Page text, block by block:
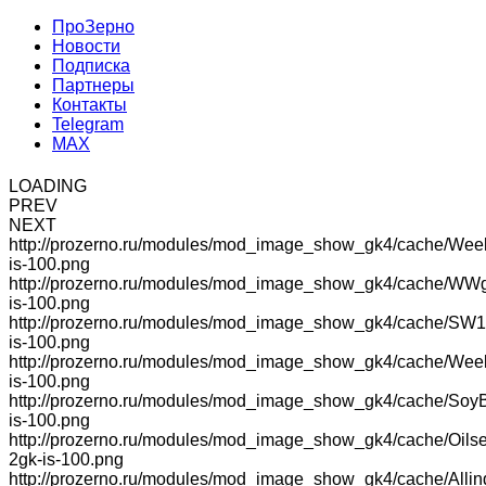
ПроЗерно
Новости
Подписка
Партнеры
Контакты
Telegram
MAX
LOADING
PREV
NEXT
http://prozerno.ru/modules/mod_image_show_gk4/cache/
is-100.png
http://prozerno.ru/modules/mod_image_show_gk4/cache/
is-100.png
http://prozerno.ru/modules/mod_image_show_gk4/cache/
is-100.png
http://prozerno.ru/modules/mod_image_show_gk4/cache/
is-100.png
http://prozerno.ru/modules/mod_image_show_gk4/cache/
is-100.png
http://prozerno.ru/modules/mod_image_show_gk4/cache/
2gk-is-100.png
http://prozerno.ru/modules/mod_image_show_gk4/cache/